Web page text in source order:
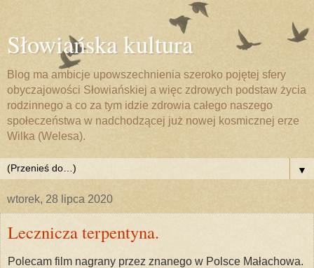
Słowiańska kultura
Blog ma ambicje upowszechnienia szeroko pojętej sfery
obyczajowości Słowiańskiej a więc zdrowych podstaw życia
rodzinnego a co za tym idzie zdrowia całego naszego
społeczeństwa w nadchodzącej już nowej kosmicznej erze
Wilka (Welesa).
▼
wtorek, 28 lipca 2020
Lecznicza terpentyna.
Polecam film nagrany przez znanego w Polsce Małachowa.